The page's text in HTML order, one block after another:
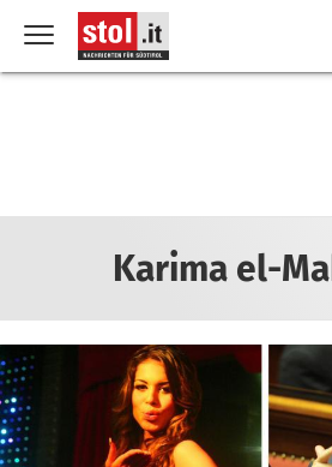
Karima el-